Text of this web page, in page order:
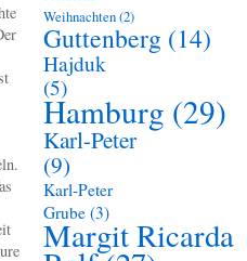
Weihnachten(2)
Guttenberg (14)
Hajduk
(5)
Hamburg (29)
Karl-Peter
(9)
Karl-Peter
Grube (3)
Margit Ricarda